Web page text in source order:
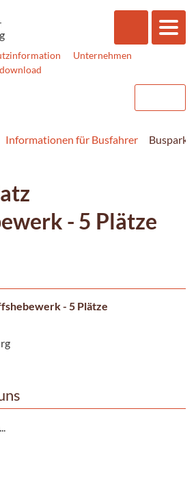
Unternehmen
Informationen für Busfahrer
- 5 Plätze
- 5 Plätze